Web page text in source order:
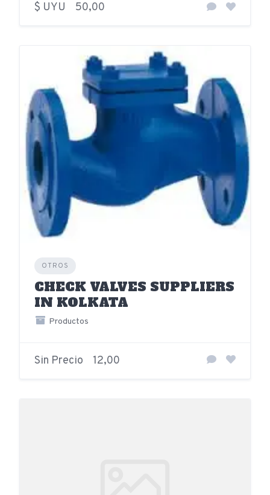
$ UYU 50,00
OTROS
CHECK VALVES SUPPLIERS
IN KOLKATA
Productos
Sin Precio 12,00